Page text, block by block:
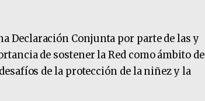
Declaración Conjunta por parte de las y
de sostener la Red como ámbito de
de la protección de la niñez y la